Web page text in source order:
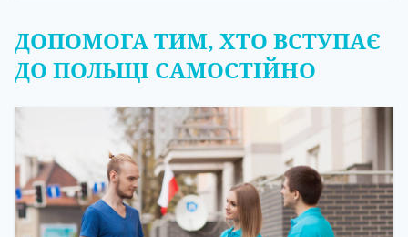
ДОПОМОГА ТИМ, ХТО ВСТУПАЄ
ДО ПОЛЬЩІ САМОСТІЙНО